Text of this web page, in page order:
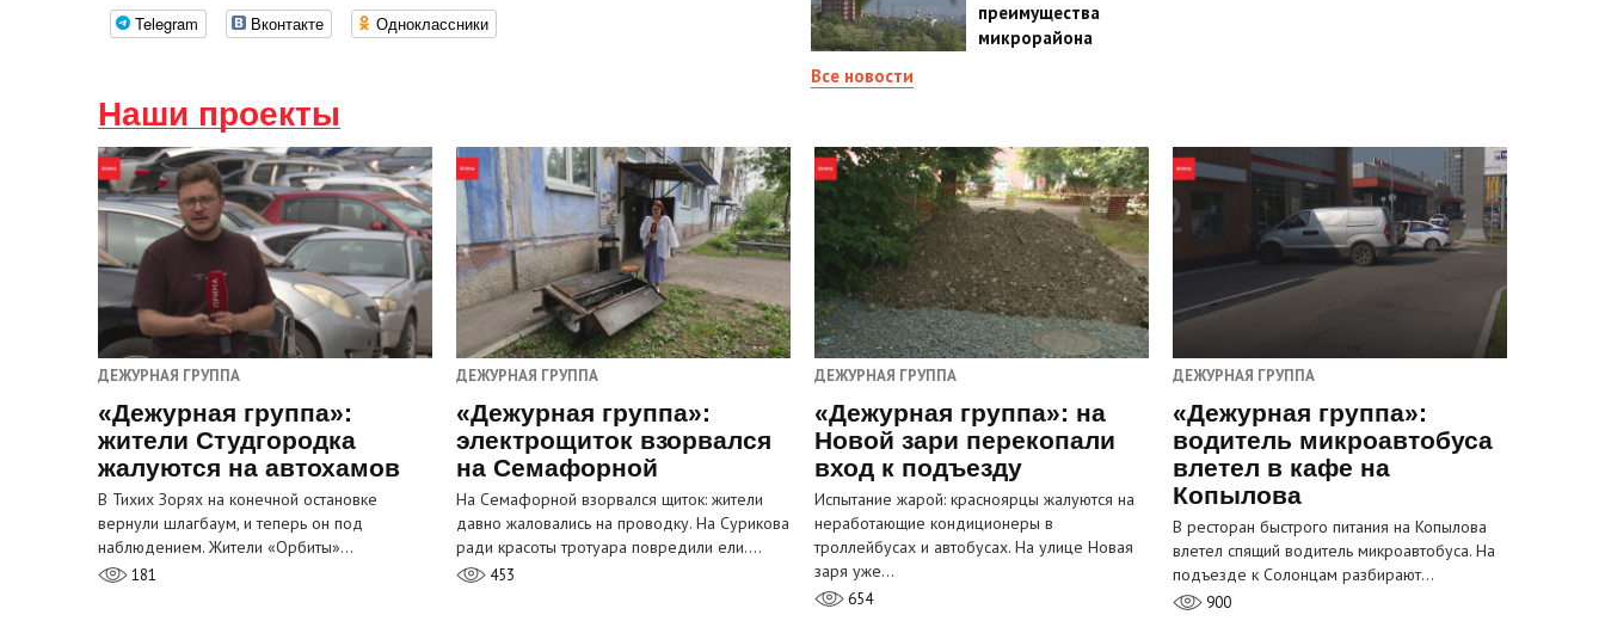
Telegram Вконтакте Одноклассники
преимущества
микрорайона
Все новости
Наши проекты
ДЕЖУРНАЯ ГРУППА
«Дежурная группа»:
жители Студгородка
жалуются на автохамов
В Тихих Зорях на конечной остановке
вернули шлагбаум, и теперь он под
наблюдением. Жители «Орбиты»…
181
ДЕЖУРНАЯ ГРУППА
«Дежурная группа»:
электрощиток взорвался
на Семафорной
На Семафорной взорвался щиток: жители
давно жаловались на проводку. На Сурикова
ради красоты тротуара повредили ели.…
453
ДЕЖУРНАЯ ГРУППА
«Дежурная группа»: на
Новой зари перекопали
вход к подъезду
Испытание жарой: красноярцы жалуются на
неработающие кондиционеры в
троллейбусах и автобусах. На улице Новая
заря уже…
654
ДЕЖУРНАЯ ГРУППА
«Дежурная группа»:
водитель микроавтобуса
влетел в кафе на
Копылова
В ресторан быстрого питания на Копылова
влетел спящий водитель микроавтобуса. На
подъезде к Солонцам разбирают…
900